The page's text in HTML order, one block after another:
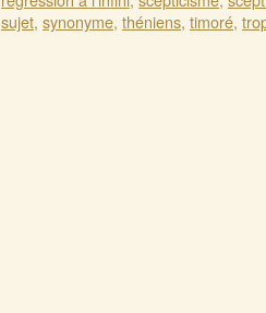
sujet, synonyme, théniens, timoré,